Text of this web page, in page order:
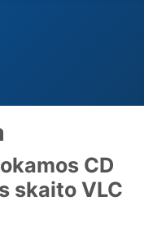
CD
skaito VLC